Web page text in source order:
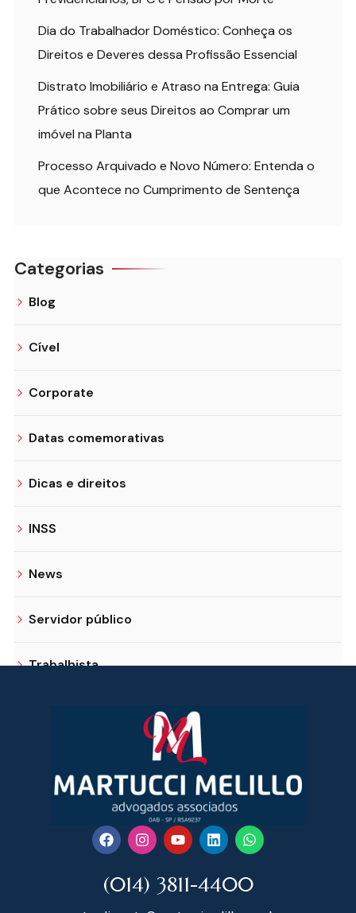
Dia do Trabalhador Doméstico: Conheça os
Direitos e Deveres dessa Profissão Essencial
Distrato Imobiliário e Atraso na Entrega: Guia
Prático sobre seus Direitos ao Comprar um
imóvel na Planta
Processo Arquivado e Novo Número: Entenda o
que Acontece no Cumprimento de Sentença
Categorias
Blog
Cível
Corporate
Datas comemorativas
Dicas e direitos
INSS
News
Servidor público
Trabalhista
(014) 3811-4400